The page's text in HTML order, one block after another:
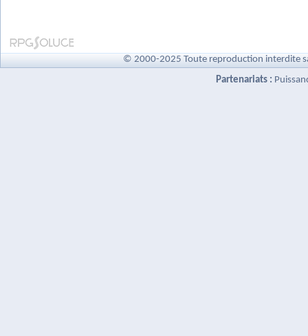
© 2000-2025 Toute reproduction interdite
Partenariats :